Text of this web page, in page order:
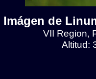
Imágen de
VII Region,
Altitud: